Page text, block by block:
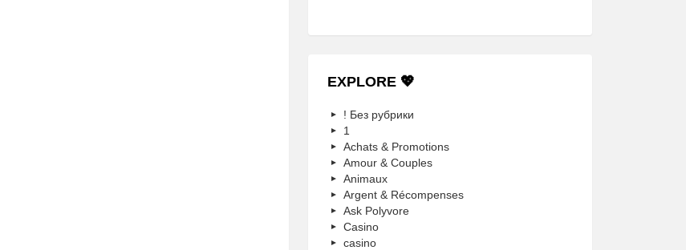
EXPLORE 💖
! Без рубрики
1
Achats & Promotions
Amour & Couples
Animaux
Argent & Récompenses
Ask Polyvore
Casino
casino